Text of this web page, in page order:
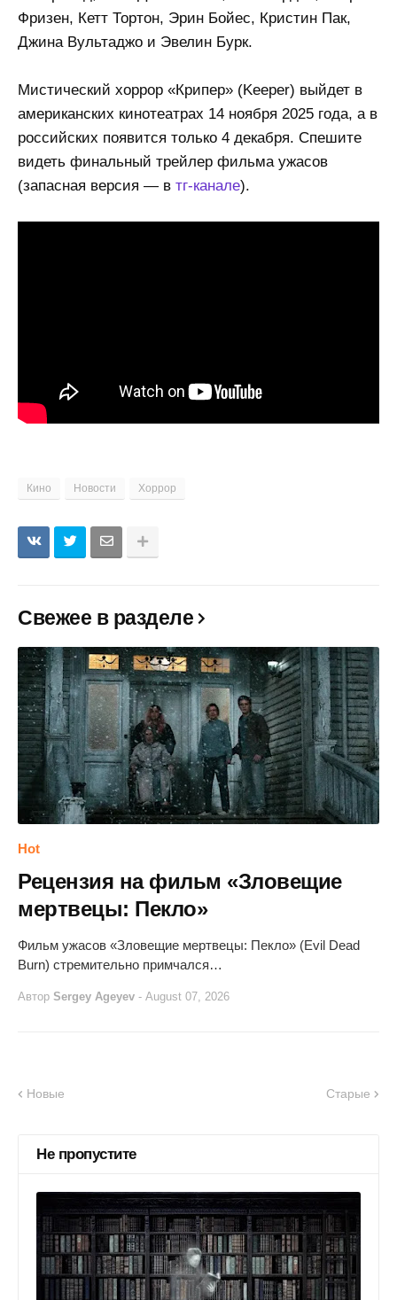
Фризен, Кетт Тортон, Эрин Бойес, Кристин Пак,
Джина Вультаджо и Эвелин Бурк.
Мистический хоррор «Крипер» (Keeper) выйдет в
американских кинотеатрах 14 ноября 2025 года, а в
российских появится только 4 декабря. Спешите
видеть финальный трейлер фильма ужасов
(запасная версия — в тг-канале).
Кино Новости Хоррор
Свежее в разделе
Hot
Рецензия на фильм «Зловещие
мертвецы: Пекло»
Фильм ужасов «Зловещие мертвецы: Пекло» (Evil Dead
Burn) стремительно примчался…
Автор Sergey Ageyev - August 07, 2026
Новые Старые
Не пропустите